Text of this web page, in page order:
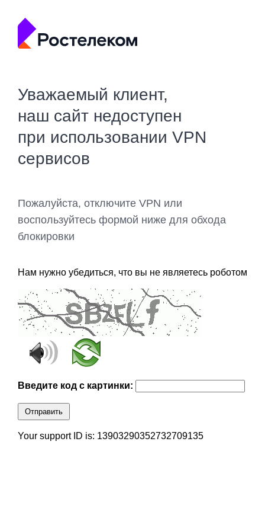
Уважаемый клиент,
наш сайт недоступен
при использовании VPN
сервисов
Пожалуйста, отключите VPN или
воспользуйтесь формой ниже для обхода
блокировки
Нам нужно убедиться, что вы не являетесь роботом
Введите код с картинки:
Отправить
Your support ID is: 13903290352732709135